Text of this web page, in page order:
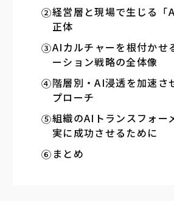
経営層と現場で生じる「
正体
AIカルチャーを根付かせ
ーション戦略の全体像
階層別・AI浸透を加速さ
プローチ
組織のAIトランスフォー
実に成功させるために
まとめ